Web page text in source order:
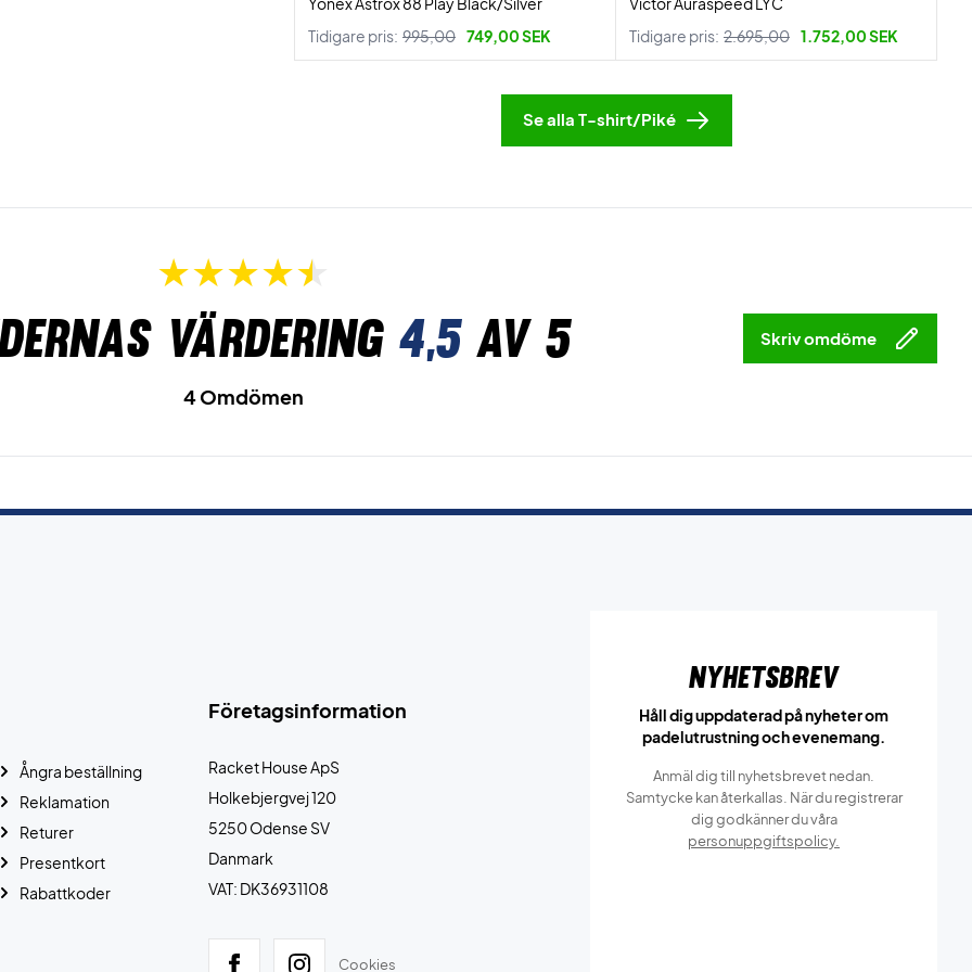
Tidigare pris: 995,00 749,00 SEK
Tidigare pris: 2.695,00 1.752,00 SEK
Se alla T-shirt/Piké
värdering 4,5av 5 Skriv omdöme
4 Omdömen
Företagsinformation
Racket House ApS
Holkebjergvej 120
5250 Odense SV
Danmark
VAT: DK36931108
Cookies
Ångra beställning
Reklamation
Returer
Presentkort
Rabattkoder
Nyhetsbrev
Håll dig uppdaterad på nyheter om
padelutrustning och evenemang.
Anmäl dig till nyhetsbrevet nedan.
Samtycke kan återkallas. När du registrerar
dig godkänner du våra
personuppgiftspolicy.